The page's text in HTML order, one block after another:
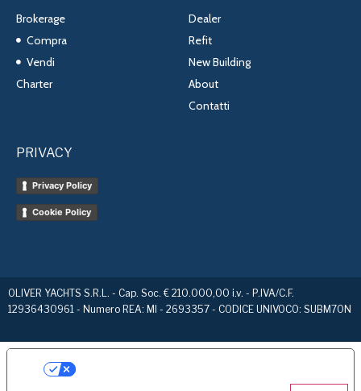
Brokerage
Compra
Vendi
Charter
Dealer
Refit
New Building
About
Contatti
PRIVACY
Privacy Policy
Cookie Policy
OLIVER YACHTS S.R.L. - Cap. Soc. € 210.000,00 i.v. - P.IVA/C.F.
12936430961 - Numero REA: MI - 2693357 - CODICE UNIVOCO: SUBM70N